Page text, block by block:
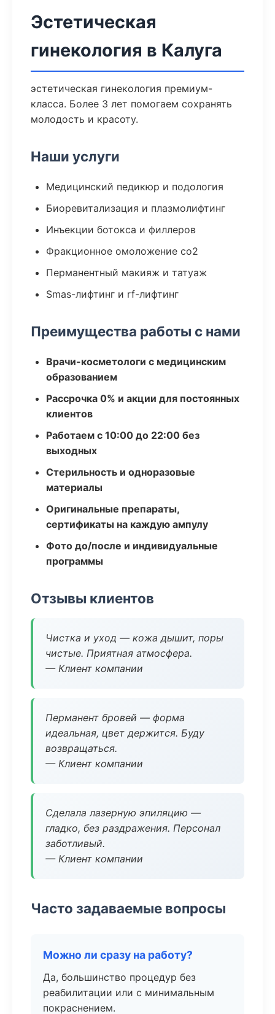
Эстетическая
гинекология в Калуга
эстетическая гинекология премиум-
класса. Более 3 лет помогаем сохранять
молодость и красоту.
Наши услуги
Медицинский педикюр и подология
Биоревитализация и плазмолифтинг
Инъекции ботокса и филлеров
Фракционное омоложение co2
Перманентный макияж и татуаж
Smas-лифтинг и rf-лифтинг
Преимущества работы с нами
Врачи-косметологи с медицинским
образованием
Рассрочка 0% и акции для постоянных
клиентов
Работаем с 10:00 до 22:00 без
выходных
Стерильность и одноразовые
материалы
Оригинальные препараты,
сертификаты на каждую ампулу
Фото до/после и индивидуальные
программы
Отзывы клиентов
Чистка и уход — кожа дышит, поры
чистые. Приятная атмосфера.
— Клиент компании
Перманент бровей — форма
идеальная, цвет держится. Буду
возвращаться.
— Клиент компании
Сделала лазерную эпиляцию —
гладко, без раздражения. Персонал
заботливый.
— Клиент компании
Часто задаваемые вопросы
Можно ли сразу на работу?
Да, большинство процедур без
реабилитации или с минимальным
покраснением.